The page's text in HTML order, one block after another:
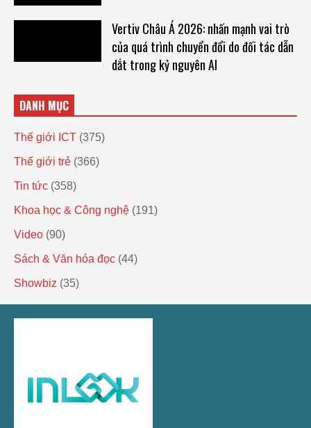
Vertiv Châu Á 2026: nhấn mạnh vai trò
của quá trình chuyển đổi do đối tác dẫn
dắt trong kỷ nguyên AI
DANH MỤC
Thế giới ICT (375)
Thế giới trẻ (366)
Tin tức (358)
Khoa học & Công nghệ (191)
Video (90)
Sách & Văn hóa đọc (44)
Showbiz (35)